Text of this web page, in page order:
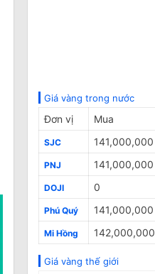
Giá vàng trong nước
Đơn vị Mua
SJC 141,000,000
PNJ 141,000,000
DOJI 0
Phú Quý 141,000,000
Mi Hồng 142,000,000
Giá vàng thế giới